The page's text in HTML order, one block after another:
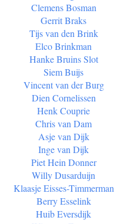
Clemens Bosman
Gerrit Braks
Tijs van den Brink
Elco Brinkman
Hanke Bruins Slot
Siem Buijs
Vincent van der Burg
Dien Cornelissen
Henk Couprie
Chris van Dam
Asje van Dijk
Inge van Dijk
Piet Hein Donner
Willy Dusarduijn
Klaasje Eisses-Timmerman
Berry Esselink
Huib Eversdijk